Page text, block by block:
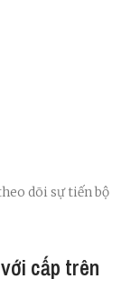
dõi sự tiến bộ
cấp trên